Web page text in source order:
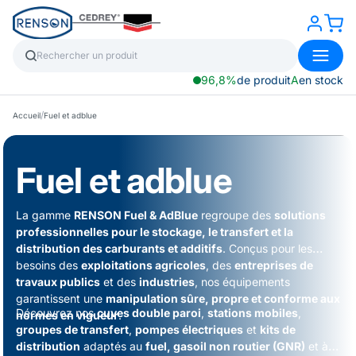
96,8%de produitAen stock
Accueil/Fuel et adblue
Fuel et adblue
La gamme RENSON Fuel & AdBlue regroupe des solutions
professionnelles pour le stockage, le transfert et la
distribution des carburants et additifs. Conçus pour les
besoins des exploitations agricoles, des entreprises de
travaux publics et des industries, nos équipements
garantissent une manipulation sûre, propre et conforme aux
normes en vigueur.
Découvrez noscuves double paroi, stations mobiles
groupes de transfert, pompes électriques et kits de
distribution adaptés au fuel, gasoil non routier (GNR) et à